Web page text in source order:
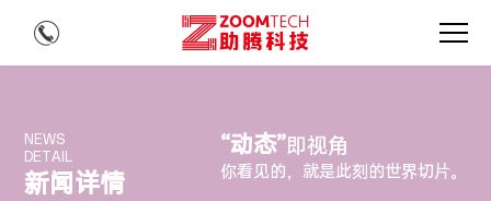
NEWS
DETAIL
新闻详情
“动态”即视角
你看见的，就是此刻的世界切片。